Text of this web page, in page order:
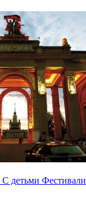
С детьми Фестивали